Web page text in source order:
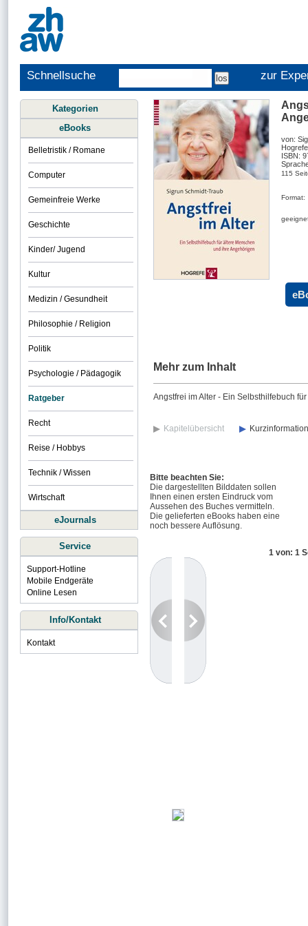
Schnellsuche zur
von:
ISBN:
115
Format:
Mehr zum Inhalt
Angstfrei im Alter - Ein Selbsthilfebuch
Kapitelübersicht Kurzinformation
Bitte beachten Sie:
Die dargestellten Bilddaten sollen
Ihnen einen ersten Eindruck vom
Aussehen des Buches vermitteln.
Die gelieferten eBooks haben eine
noch bessere Auflösung.
1 von: 1
Kategorien
eBooks
Belletristik / Romane
Computer
Gemeinfreie Werke
Geschichte
Kinder/ Jugend
Kultur
Medizin / Gesundheit
Philosophie / Religion
Politik
Psychologie / Pädagogik
Ratgeber
Recht
Reise / Hobbys
Technik / Wissen
Wirtschaft
eJournals
Service
Support-Hotline
Mobile Endgeräte
Online Lesen
Info/Kontakt
Kontakt